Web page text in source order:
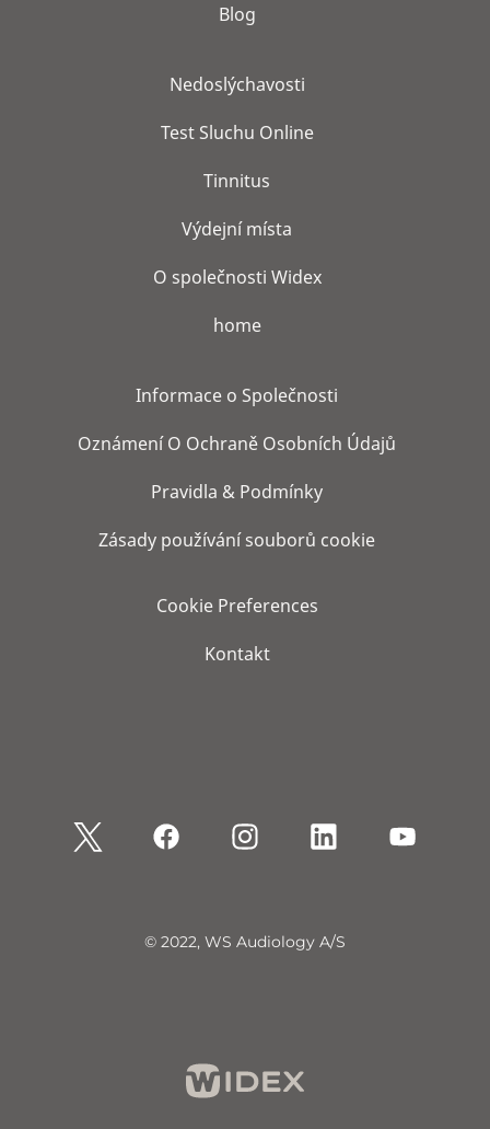
Blog
Nedoslýchavosti
Test Sluchu Online
Tinnitus
Výdejní místa
O společnosti Widex
home
Informace o Společnosti
Oznámení O Ochraně Osobních Údajů
Pravidla & Podmínky
Zásady používání souborů cookie
Cookie Preferences
Kontakt
© 2022, WS Audiology A/S